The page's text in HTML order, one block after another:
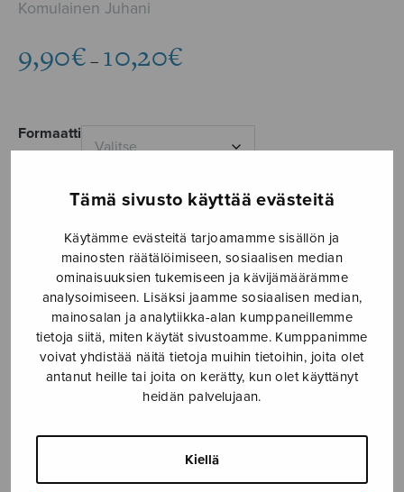
Tämä sivusto käyttää evästeitä
Käytämme evästeitä tarjoamamme sisällön ja
mainosten räätälöimiseen, sosiaalisen median
ominaisuuksien tukemiseen ja kävijämäärämme
analysoimiseen. Lisäksi jaamme sosiaalisen median,
mainosalan ja analytiikka-alan kumppaneillemme
tietoja siitä, miten käytät sivustoamme. Kumppanimme
voivat yhdistää näitä tietoja muihin tietoihin, joita olet
antanut heille tai joita on kerätty, kun olet käyttänyt
heidän palvelujaan.
Kiellä
Komulainen Juhani
9,90€ – 10,20€
Formaatti
laulusarja
sekakuorolle
määrä
LISÄÄ
OSTOSKORIIN
Tuotetunnus (SKU):S2926
KUVAUS
Tilausteos Wiipurilaisen Osakunnan Laulajien 90-
Ritarihuoneella 12.3.2022: WiOL, joht. Riku Laurikka.